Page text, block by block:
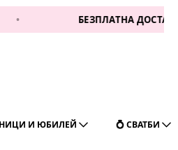
БЕЗПЛАТНА ДОСТАВКА ЗА 1
И ЮБИЛЕЙ 💍 СВАТБИ